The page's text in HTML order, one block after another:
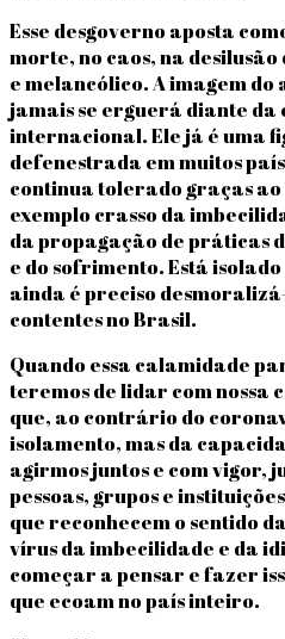
Esse desgoverno aposta
morte, no caos, na
e melancólico. A imagem
jamais se erguerá diante da
internacional. Ele já é uma
defenestrada em muitos
continua tolerado graças ao
exemplo crasso da
da propagação de práticas
e do sofrimento. Está
ainda é preciso
contentes no Brasil.
Quando essa calamidade
teremos de lidar com
que, ao contrário do
isolamento, mas da
agirmos juntos e com vigor,
pessoas, grupos e
que reconhecem o sentido
vírus da imbecilidade e da
começar a pensar e fazer
que ecoam no país inteiro.